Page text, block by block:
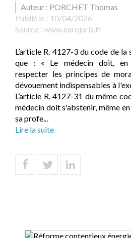
Auteur : PORCHET Thomas
Publié le : 10/04/2026
Source : www.eurojuris.fr
L’article R. 4127-3 du code de
que : « Le médecin doit, en
respecter les principes de
dévouement indispensables à
L’article R. 4127-31 du même
médecin doit s'abstenir, même
sa profe...
Lire la suite